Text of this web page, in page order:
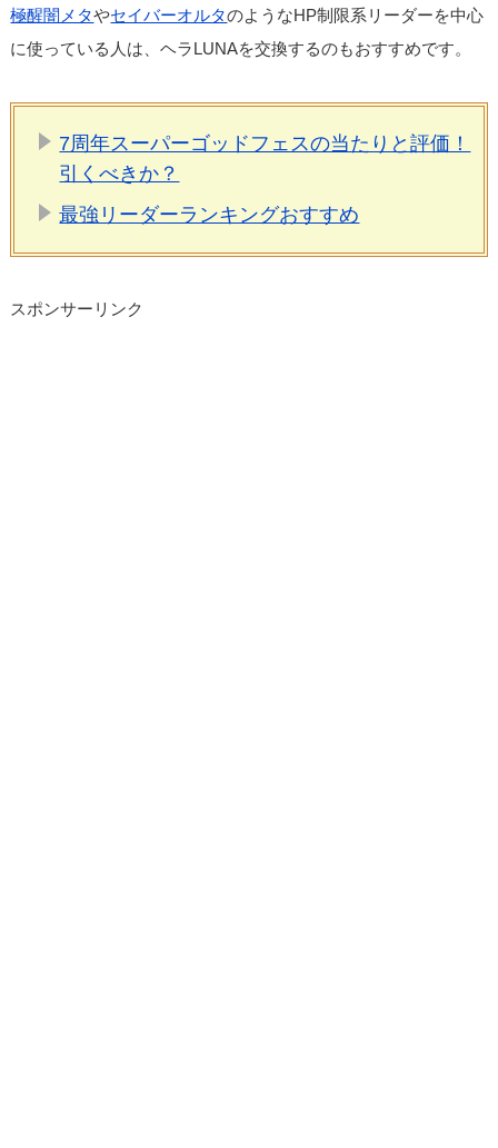
極醒闇メタやセイバーオルタのようなHP制限系リーダーを中心
に使っている人は、ヘラLUNAを交換するのもおすすめです。
7周年スーパーゴッドフェスの当たりと評価！
引くべきか？
最強リーダーランキングおすすめ
スポンサーリンク